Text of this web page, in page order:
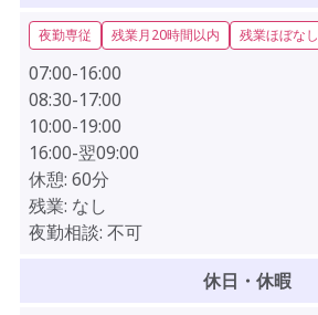
夜勤専従 残業月20時間以内 残業ほぼなし
07:00-16:00
08:30-17:00
10:00-19:00
16:00-翌09:00
休憩: 60分
残業: なし
夜勤相談: 不可
休日・休暇